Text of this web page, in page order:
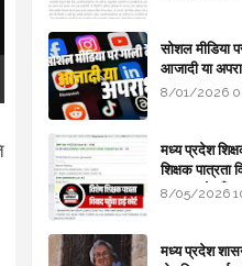
सोशल मीडिया
आजादी या
प्रावधान -
8/01/2026
मध्य प्रदेश
शिक्षक पात्रता
सरकार से माँगा
8/05/2026
मध्य प्रदेश